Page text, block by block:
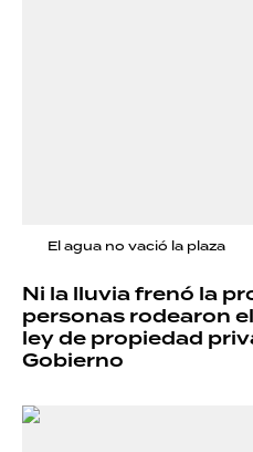
El agua no vació la plaza
Ni la lluvia frenó la
personas rodearon
ley de propiedad
Gobierno